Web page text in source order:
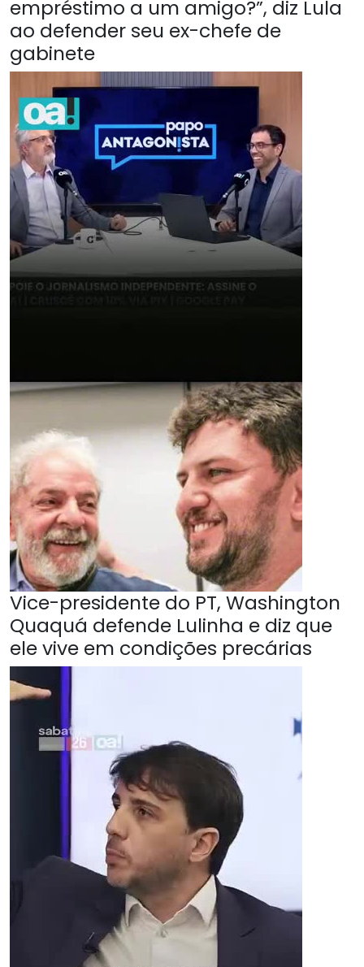
empréstimo a um amigo?”, diz Lula
ao defender seu ex-chefe de
gabinete
Vice-presidente do PT, Washington
Quaquá defende Lulinha e diz que
ele vive em condições precárias